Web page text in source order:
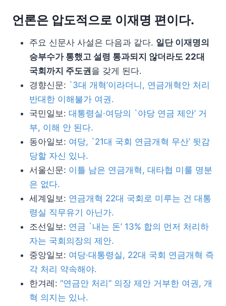
언론은 압도적으로 이재명 편이다.
주요 신문사 사설은 다음과 같다. 일단 이재명의
승부수가 통했고 설령 통과되지 않더라도 22대
국회까지 주도권을 갖게 된다.
경향신문: `3대 개혁’이라더니, 연금개혁안 처리
반대한 이해불가 여권.
국민일보: 대통령실·여당의 `야당 연금 제안’ 거
부, 이해 안 된다.
동아일보: 여당, `21대 국회 연금개혁 무산’ 뒷감
당할 자신 있나.
서울신문: 이틀 남은 연금개혁, 대타협 미룰 명분
은 없다.
세계일보: 연금개혁 22대 국회로 미루는 건 대통
령실 직무유기 아닌가.
조선일보: 연금 `내는 돈’ 13% 합의 먼저 처리하
자는 국회의장의 제안.
중앙일보: 여당·대통령실, 22대 국회 연금개혁 즉
각 처리 약속해야.
한겨레: “연금안 처리” 의장 제안 거부한 여권, 개
혁 의지는 있나.